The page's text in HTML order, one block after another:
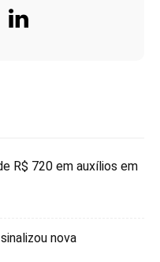
R$ 720 em auxílios em
nova